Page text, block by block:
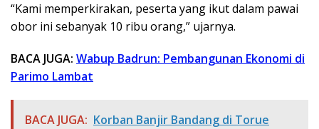
“Kami memperkirakan, peserta yang ikut dalam pawai
obor ini sebanyak 10 ribu orang,” ujarnya.
BACA JUGA: Wabup Badrun: Pembangunan Ekonomi di
Parimo Lambat
BACA JUGA: Korban Banjir Bandang di Torue